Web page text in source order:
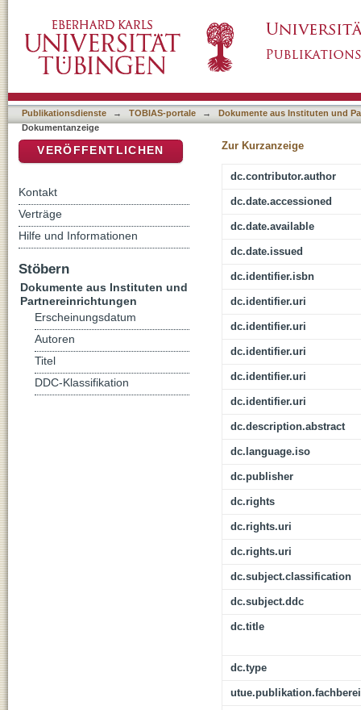
Publikationsdienste → TOBIAS-portale →
Dokumente aus Instituten und
Dokumentanzeige
Zur Kurzanzeige
dc.contributor.author
dc.date.accessioned
dc.date.available
dc.date.issued
dc.identifier.isbn
dc.identifier.uri
dc.identifier.uri
dc.identifier.uri
dc.identifier.uri
dc.identifier.uri
dc.description.abstract
dc.language.iso
dc.publisher
dc.rights
dc.rights.uri
dc.rights.uri
dc.subject.classification
dc.subject.ddc
dc.title
dc.type
VERÖFFENTLICHEN
Kontakt
Verträge
Hilfe und Informationen
Stöbern
Dokumente aus Instituten und
Partnereinrichtungen
Erscheinungsdatum
Autoren
Titel
DDC-Klassifikation